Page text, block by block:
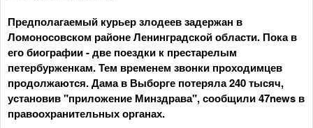
Предполагаемый курьер злодеев задержан в
Ломоносовском районе Ленинградской области. Пока в
его биографии - две поездки к престарелым
петербурженкам. Тем временем звонки проходимцев
продолжаются. Дама в Выборге потеряла 240 тысяч,
установив "приложение Минздрава", сообщили 47news в
правоохранительных органах.